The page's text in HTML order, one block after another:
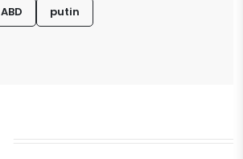
ABD putin